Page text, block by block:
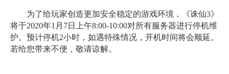
为了给玩家创造更加安全稳定的游戏环境，《诛仙3》
将于2020年1月7日上午8:00-10:00对所有服务器进行停机维
护。预计停机2小时，如遇特殊情况，开机时间将会顺延。
若给您带来不便，敬请谅解。